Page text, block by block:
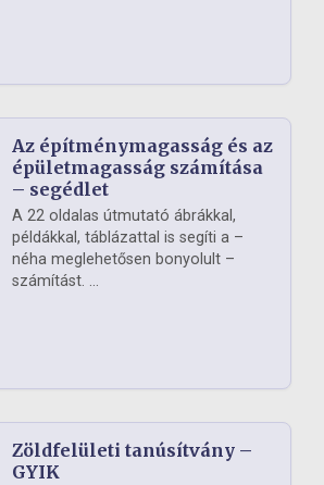
Az építménymagasság és az
épületmagasság számítása
– segédlet
A 22 oldalas útmutató ábrákkal,
példákkal, táblázattal is segíti a –
néha meglehetősen bonyolult –
számítást. ...
Zöldfelületi tanúsítvány –
GYIK